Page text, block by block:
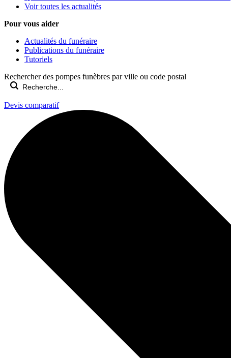
Voir toutes les actualités
Pour vous aider
Actualités du funéraire
Publications du funéraire
Tutoriels
Rechercher des pompes funèbres par ville ou code postal
Devis comparatif